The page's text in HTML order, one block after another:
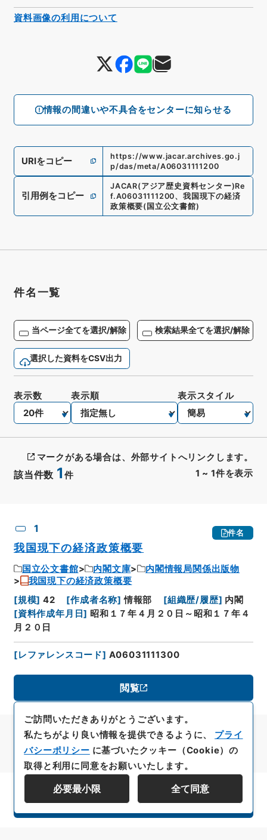
情報の間違いや不具合をセンターに知らせる
URIをコピー
https://www.jacar.archives.go.j
p/das/meta/A06031111200
引用例をコピー
JACAR(アジア歴史資料センター)Re
f.A06031111200、 我国現下の経済
政策概要(国立公文書館)
資料画像の利用について
件名一覧
当ページ全てを選択/解除 検索結果全てを選択/解除
選択した資料をCSV出力
該当件数 1 件 1 ~ 1件を表示
表示数 表示順 表示スタイル
マークがある場合は、外部サイトへリンクします。
1 件名
我国現下の経済政策概要
国立公文書館 内閣文庫
内閣情報局関係出版物
我国現下の経済政策概要
[規模] 42 [作成者名称] 情報部 [組織歴/履歴] 内閣
[資料作成年月日] 昭和１７年４月２０日～昭和１７年４
月２０日
[レファレンスコード] A06031111300
閲覧
資料群階層を表示する
ご訪問いただきありがとうございます。
私たちがより良い情報を提供できるように、 プライ
バシーポリシー に基づいたクッキー（Cookie）の
取得と利用に同意をお願いいたします。
必要最小限 全て同意